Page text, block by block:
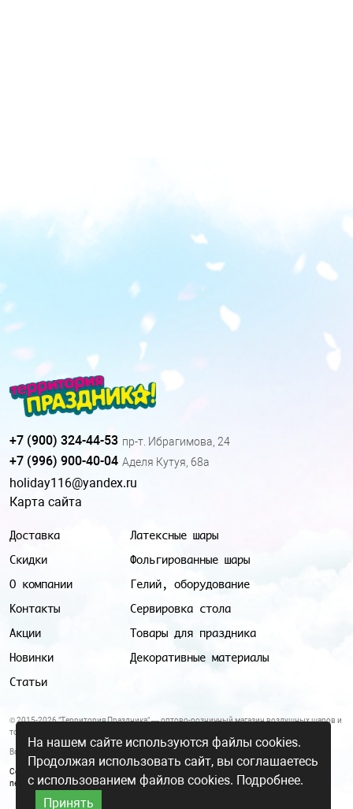
Доставка
Скидки
О компании
Контакты
Акции
Новинки
Статьи
Латексные шары
Фольгированные шары
Гелий, оборудование
Сервировка стола
Товары для праздника
Декоративные материалы
+7 (900) 324-44-53 пр-т. Ибрагимова, 24
+7 (996) 900-40-04 Аделя Кутуя, 68а
holiday116@yandex.ru
Карта сайта
© 2015-2026 "Территория Праздника" — оптово-розничный магазин воздушных шаров и
товаров для праздника.
Все цены и условия, указанные на данном сайте, не являются публичной офертой.
Согласие на обработку персональных данных
персональных данных
На нашем сайте используются файлы cookies.
Продолжая использовать сайт, вы соглашаетесь
с использованием файлов cookies. Подробнее.
Принять